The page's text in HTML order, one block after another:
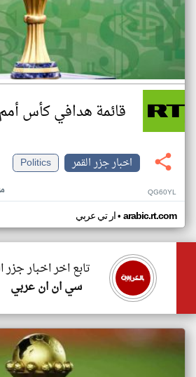
قائمة هدافي كأس أمم
اخبار جزر القمر
Politics
QG60YL
ار تي عربي• arabic.rt.com
تابع اخر اخبار جزر
سي ان ان عربي